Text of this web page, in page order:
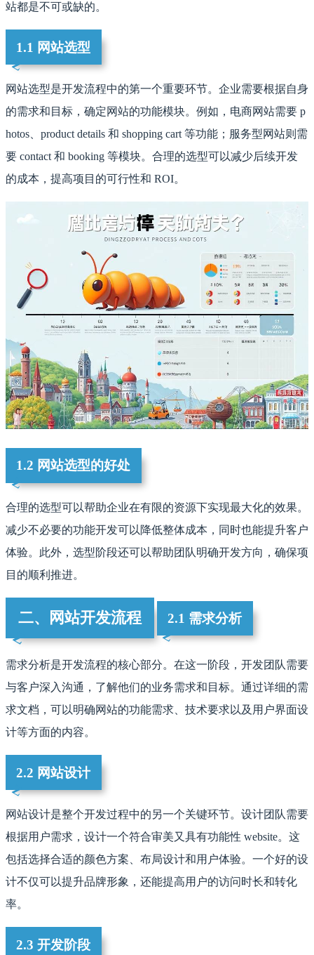
站都是不可或缺的。
1.1 网站选型
网站选型是开发流程中的第一个重要环节。企业需要根据自身
的需求和目标，确定网站的功能模块。例如，电商网站需要 p
hotos、product details 和 shopping cart 等功能；服务型网站则需
要 contact 和 booking 等模块。合理的选型可以减少后续开发
的成本，提高项目的可行性和 ROI。
1.2 网站选型的好处
合理的选型可以帮助企业在有限的资源下实现最大化的效果。
减少不必要的功能开发可以降低整体成本，同时也能提升客户
体验。此外，选型阶段还可以帮助团队明确开发方向，确保项
目的顺利推进。
二、网站开发流程 2.1 需求分析
需求分析是开发流程的核心部分。在这一阶段，开发团队需要
与客户深入沟通，了解他们的业务需求和目标。通过详细的需
求文档，可以明确网站的功能需求、技术要求以及用户界面设
计等方面的内容。
2.2 网站设计
网站设计是整个开发过程中的另一个关键环节。设计团队需要
根据用户需求，设计一个符合审美又具有功能性 website。这
包括选择合适的颜色方案、布局设计和用户体验。一个好的设
计不仅可以提升品牌形象，还能提高用户的访问时长和转化
率。
2.3 开发阶段